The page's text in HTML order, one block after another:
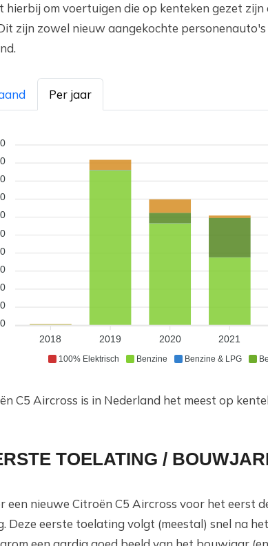
hierbij om voertuigen die op kenteken gezet
zijn zowel nieuw aangekochte
Per jaar
100% Elektrisch Benzine Benzine & LPG
0
2018
2019 2020 2021
C5 Aircross is in Nederland het meest op
TOELATING /
een nieuwe Citroën C5 Aircross voor het eerst
Deze eerste toelating volgt (meestal) snel na